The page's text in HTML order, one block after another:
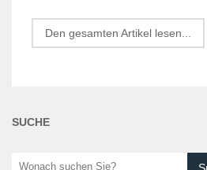
Den gesamten Artikel lesen...
SUCHE
Wonach